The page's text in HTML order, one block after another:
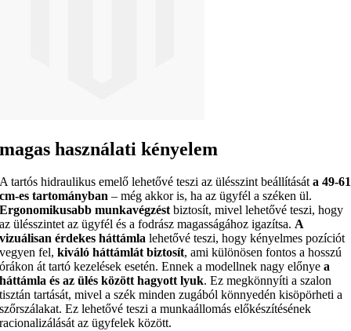
magas használati kényelem
A tartós hidraulikus emelő lehetővé teszi az ülésszint beállításáta 49-61
cm-es tartományban – még akkor is, ha az ügyfél a széken ül.
Ergonomikusabb munkavégzéstbiztosít, mivel lehetővé teszi, hogy
az ülésszintet az ügyfél és a fodrász magasságához igazítsa.A
vizuálisan érdekes háttámla lehetővé teszi, hogy kényelmes pozíciót
vegyen fel,kiváló háttámlát biztosít, ami különösen fontos a hosszú
órákon át tartó kezelések esetén. Ennek a modellnek nagy előnyea
háttámla és az ülés között hagyott lyuk. Ez megkönnyíti a szalon
tisztán tartását, mivel a szék minden zugából könnyedén kisöpörheti a
szőrszálakat. Ez lehetővé teszi a munkaállomás előkészítésének
racionalizálását az ügyfelek között.